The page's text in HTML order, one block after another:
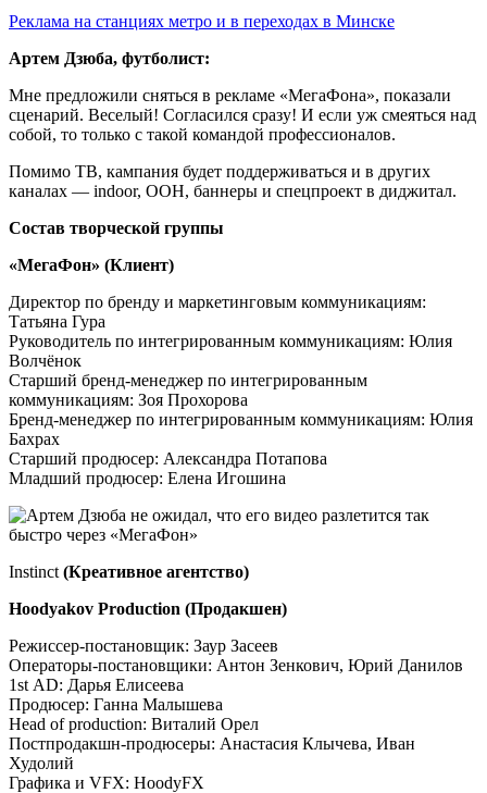
Реклама на станциях метро и в переходах в Минске
Артем Дзюба, футболист:
Мне предложили сняться в рекламе «МегаФона», показали
сценарий. Веселый! Согласился сразу! И если уж смеяться над
собой, то только с такой командой профессионалов.
Помимо ТВ, кампания будет поддерживаться и в других
каналах — indoor, OOH, баннеры и спецпроект в диджитал.
Состав творческой группы
«МегаФон» (Клиент)
Директор по бренду и маркетинговым коммуникациям:
Татьяна Гура
Руководитель по интегрированным коммуникациям: Юлия
Волчёнок
Старший бренд-менеджер по интегрированным
коммуникациям: Зоя Прохорова
Бренд-менеджер по интегрированным коммуникациям: Юлия
Бахрах
Старший продюсер: Александра Потапова
Младший продюсер: Елена Игошина
Instinct (Креативное агентство)
Hoodyakov Production (Продакшен)
Режиссер-постановщик: Заур Засеев
Операторы-постановщики: Антон Зенкович, Юрий Данилов
1st AD: Дарья Елисеева
Продюсер: Ганна Малышева
Head of production: Виталий Орел
Постпродакшн-продюсеры: Анастасия Клычева, Иван
Худолий
Графика и VFX: HoodyFX